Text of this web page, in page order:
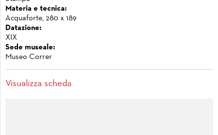
Materia e tecnica:
Acquaforte, 280 x 189
Datazione:
XIX
Sede museale:
Museo Correr
Visualizza scheda